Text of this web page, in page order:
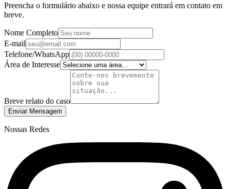
Preencha o formulário abaixo e nossa equipe entrará em contato em
breve.
Nome Completo
E-mail
Telefone/WhatsApp
Área de Interesse
Breve relato do caso
Enviar Mensagem
Nossas Redes